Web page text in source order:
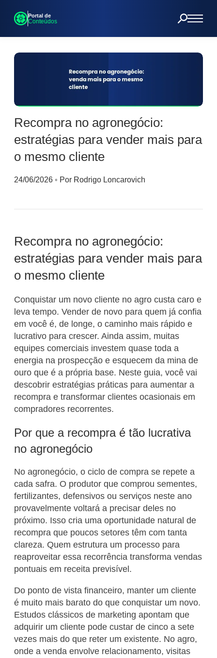
Portal de
Conteúdos
Recompra no agronegócio:
estratégias para vender mais para
o mesmo cliente
24/06/2026 ◦ Por Rodrigo Loncarovich
Recompra no agronegócio:
estratégias para vender mais para
o mesmo cliente
Conquistar um novo cliente no agro custa caro e
leva tempo. Vender de novo para quem já confia
em você é, de longe, o caminho mais rápido e
lucrativo para crescer. Ainda assim, muitas
equipes comerciais investem quase toda a
energia na prospecção e esquecem da mina de
ouro que é a própria base. Neste guia, você vai
descobrir estratégias práticas para aumentar a
recompra e transformar clientes ocasionais em
compradores recorrentes.
Por que a recompra é tão lucrativa
no agronegócio
No agronegócio, o ciclo de compra se repete a
cada safra. O produtor que comprou sementes,
fertilizantes, defensivos ou serviços neste ano
provavelmente voltará a precisar deles no
próximo. Isso cria uma oportunidade natural de
recompra que poucos setores têm com tanta
clareza. Quem estrutura um processo para
reaproveitar essa recorrência transforma vendas
pontuais em receita previsível.
Do ponto de vista financeiro, manter um cliente
é muito mais barato do que conquistar um novo.
Estudos clássicos de marketing apontam que
adquirir um cliente pode custar de cinco a sete
vezes mais do que reter um existente. No agro,
onde a venda envolve relacionamento, visitas